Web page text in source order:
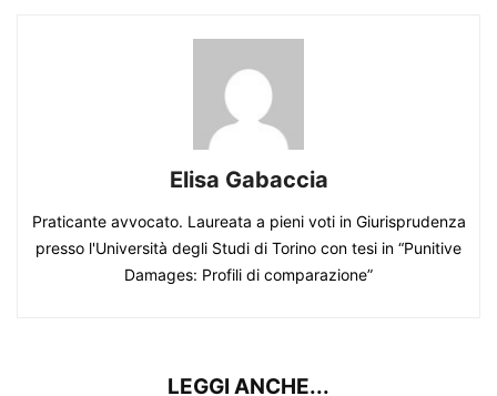
Elisa Gabaccia
Praticante avvocato. Laureata a pieni voti in Giurisprudenza
presso l'Università degli Studi di Torino con tesi in “Punitive
Damages: Profili di comparazione”
LEGGI ANCHE...